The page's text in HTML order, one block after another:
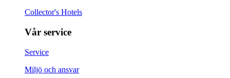
Collector's Hotels
Vår service
Service
Miljö och ansvar